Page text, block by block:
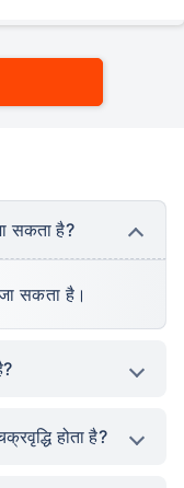
सकता है?
सकता है।
होता है?